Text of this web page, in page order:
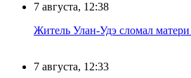
7 августа, 12:38
Житель Улан-Удэ сломал матери
7 августа, 12:33